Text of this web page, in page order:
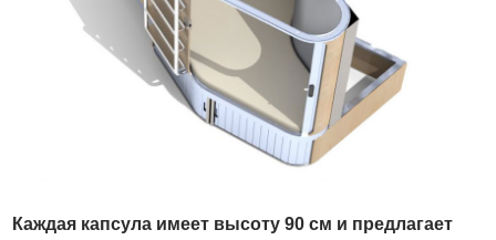
Каждая капсула имеет высоту 90 см и предлагает